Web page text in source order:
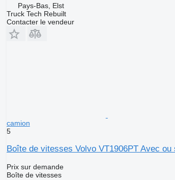
Pays-Bas, Elst
Truck Tech Rebuilt
Contacter le vendeur
camion
5
Boîte de vitesses Volvo VT1906PT Avec
Prix sur demande
Boîte de vitesses